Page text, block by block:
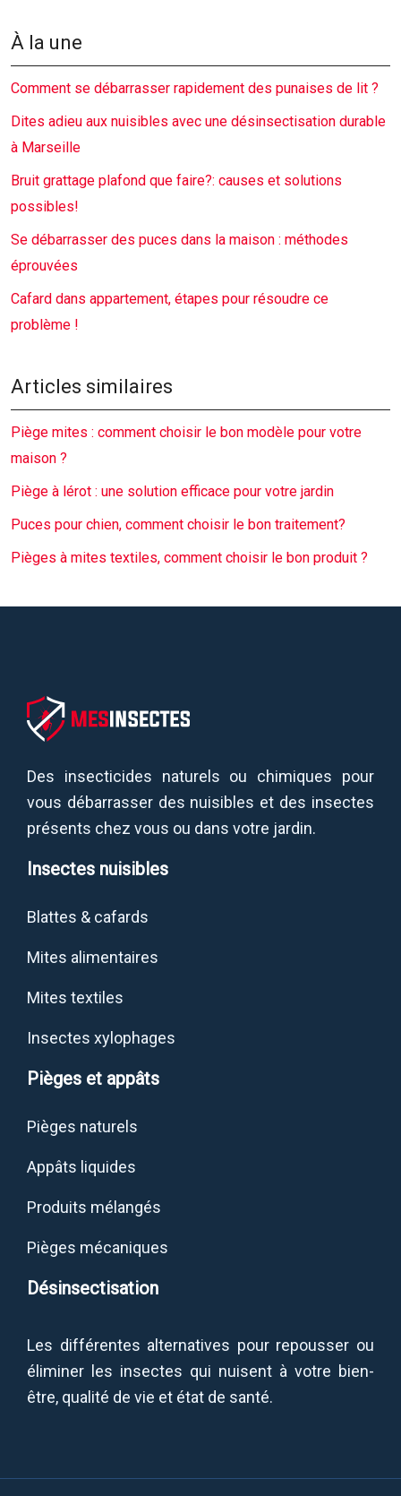
À la une
Comment se débarrasser rapidement des punaises de lit ?
Dites adieu aux nuisibles avec une désinsectisation durable
à Marseille
Bruit grattage plafond que faire?: causes et solutions
possibles!
Se débarrasser des puces dans la maison : méthodes
éprouvées
Cafard dans appartement, étapes pour résoudre ce
problème !
Articles similaires
Piège mites : comment choisir le bon modèle pour votre
maison ?
Piège à lérot : une solution efficace pour votre jardin
Puces pour chien, comment choisir le bon traitement?
Pièges à mites textiles, comment choisir le bon produit ?
Des insecticides naturels ou chimiques pour
vous débarrasser des nuisibles et des insectes
présents chez vous ou dans votre jardin.
Insectes nuisibles
Blattes & cafards
Mites alimentaires
Mites textiles
Insectes xylophages
Pièges et appâts
Pièges naturels
Appâts liquides
Produits mélangés
Pièges mécaniques
Désinsectisation
Les différentes alternatives pour repousser ou
éliminer les insectes qui nuisent à votre bien-
être, qualité de vie et état de santé.